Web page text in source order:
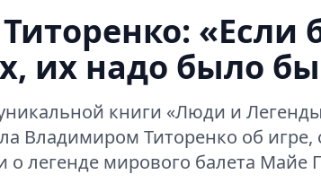
«Если
их надо было
книги «Люди и
Владимиром Титоренко об
о легенде мирового балета Майе